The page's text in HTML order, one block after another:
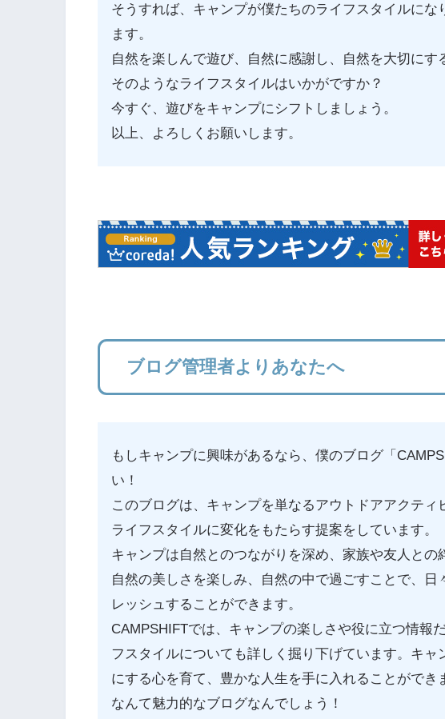
そうすれば、キャンプが僕たちのライフスタイルにな
ます。
自然を楽しんで遊び、自然に感謝し、自然を大切にす
そのようなライフスタイルはいかがですか？
今すぐ、遊びをキャンプにシフトしましょう。
以上、よろしくお願いします。
ブログ管理者よりあなたへ
もしキャンプに興味があるなら、僕のブログ「
い！
このブログは、キャンプを単なるアウトドアアクテ
ライフスタイルに変化をもたらす提案をしています。
キャンプは自然とのつながりを深め、家族や友人との
自然の美しさを楽しみ、自然の中で過ごすことで、日
レッシュすることができます。
CAMPSHIFTでは、キャンプの楽しさや役に立つ情報
フスタイルについても詳しく掘り下げています。キャ
にする心を育て、豊かな人生を手に入れることができ
なんて魅力的なブログなんでしょう！